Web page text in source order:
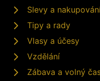
Slevy a
Tipy a rady
Vlasy a účesy
Vzdělání
Zábava a volný